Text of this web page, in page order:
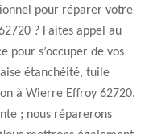
pour réparer votre
? Faites appel au
pour s’occuper de vos
étanchéité, tuile
à Wierre Effroy 62720.
; nous réparerons